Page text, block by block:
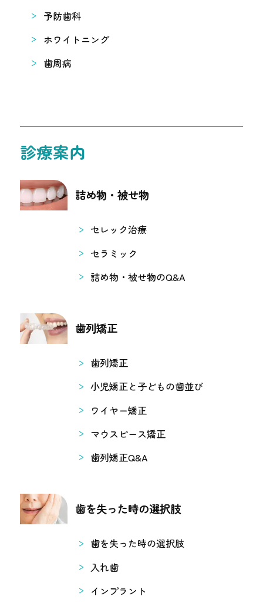
予防歯科
ホワイトニング
歯周病
診療案内
詰め物・被せ物
セレック治療
セラミック
詰め物・被せ物のQ&A
歯列矯正
歯列矯正
小児矯正と子どもの歯並び
ワイヤー矯正
マウスピース矯正
歯列矯正Q&A
歯を失った時の選択肢
歯を失った時の選択肢
入れ歯
インプラント